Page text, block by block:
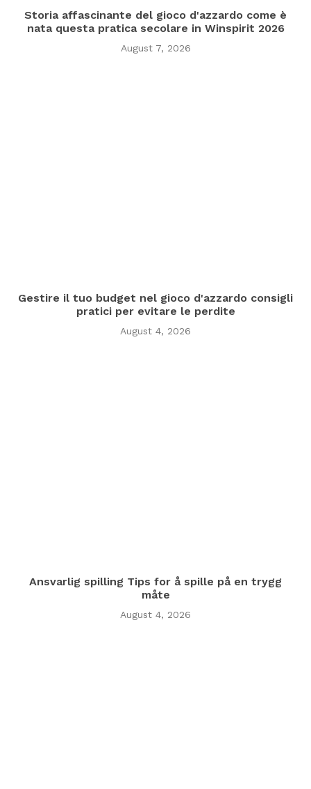
Storia affascinante del gioco d'azzardo come è
nata questa pratica secolare in Winspirit 2026
August 7, 2026
Gestire il tuo budget nel gioco d'azzardo consigli
pratici per evitare le perdite
August 4, 2026
Ansvarlig spilling Tips for å spille på en trygg
måte
August 4, 2026